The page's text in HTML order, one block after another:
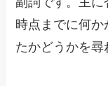
時点までに何
たかどうかを尋